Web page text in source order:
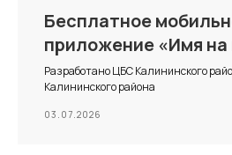
Бесплатное
приложение «Имя на
Разработано ЦБС Калининского
Калининского района
03.07.2026